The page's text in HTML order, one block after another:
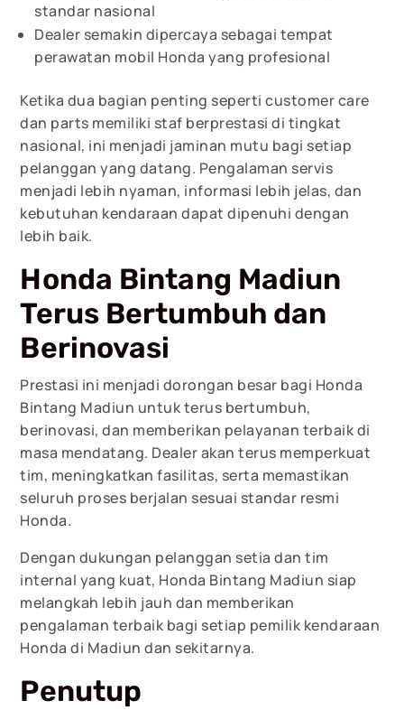
standar nasional
Dealer semakin dipercaya sebagai tempat
perawatan mobil Honda yang profesional
Ketika dua bagian penting seperti customer care
dan parts memiliki staf berprestasi di tingkat
nasional, ini menjadi jaminan mutu bagi setiap
pelanggan yang datang. Pengalaman servis
menjadi lebih nyaman, informasi lebih jelas, dan
kebutuhan kendaraan dapat dipenuhi dengan
lebih baik.
Honda Bintang Madiun
Terus Bertumbuh dan
Berinovasi
Prestasi ini menjadi dorongan besar bagi Honda
Bintang Madiun untuk terus bertumbuh,
berinovasi, dan memberikan pelayanan terbaik di
masa mendatang. Dealer akan terus memperkuat
tim, meningkatkan fasilitas, serta memastikan
seluruh proses berjalan sesuai standar resmi
Honda.
Dengan dukungan pelanggan setia dan tim
internal yang kuat, Honda Bintang Madiun siap
melangkah lebih jauh dan memberikan
pengalaman terbaik bagi setiap pemilik kendaraan
Honda di Madiun dan sekitarnya.
Penutup